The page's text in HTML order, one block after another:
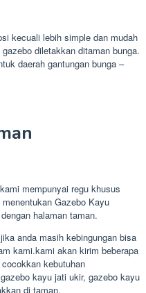
kecuali lebih simple dan mudah
diletakkan ditaman bunga.
daerah gantungan bunga –
mempunyai regu khusus
Gazebo Kayu
halaman taman.
anda masih kebingungan bisa
kami.kami akan kirim beberapa
kebutuhan
kayu jati ukir, gazebo kayu
di taman.